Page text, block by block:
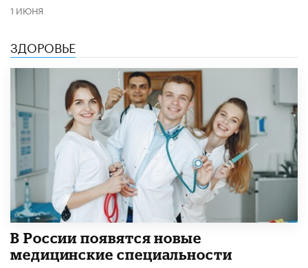
1 ИЮНЯ
ЗДОРОВЬЕ
В России появятся новые
медицинские специальности